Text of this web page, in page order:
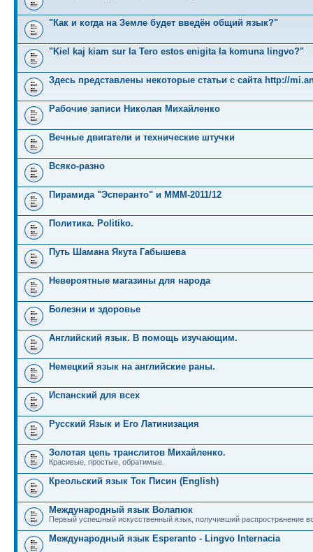
"Как и когда на Земле будет введён общий язык?"
"Kiel kaj kiam sur la Tero estos enigita la komuna lingvo?"
Здесь представлены некоторые статьи с сайта http://
Рабочие записи Николая Михайленко
Вечные двигатели и технические штучки
Всяко-разно
Пирамида "Эсперанто" и MMM-2011/12
Политика. Politiko.
Путь Шамана Якута Габышева
Невероятные магазины для народа
Болезни и здоровье
Английский язык. В помощь изучающим.
Немецкий язык на английские раны.
Испанский для всех
Русский Язык и Его Латинизация
Золотая цепь транслитов Михайленко.
Красивые, простые, обратимые.
Креольский язык Ток Писин (English)
Международный язык Волапюк
Первый успешный искусственный язык, получивший распространение
Международный язык Esperanto - Lingvo Internacia